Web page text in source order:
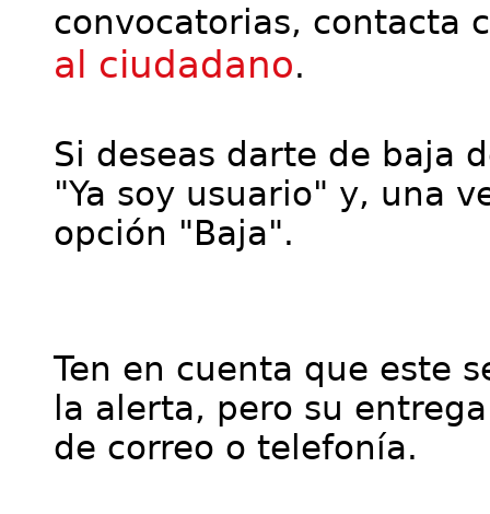
convocatorias, contacta
al ciudadano.
Si deseas darte de baja
"Ya soy usuario" y, una
opción "Baja".
Ten en cuenta que este
la alerta, pero su
de correo o telefonía.